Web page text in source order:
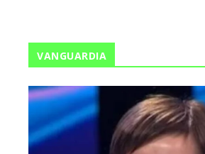
VANGUARDIA